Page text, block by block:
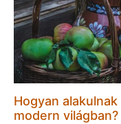
Hogyan
modern világban?